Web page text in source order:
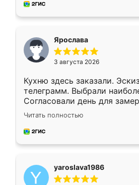
предложил по моему эскизу
Ярослава
3 августа 2026
Кухню здесь заказали.
телеграмм. Выбрали
Согласовали день для
недели кухня была уже
довольны работой. Спасибо
мебель за качественную
Читать полностью
yaroslava1986